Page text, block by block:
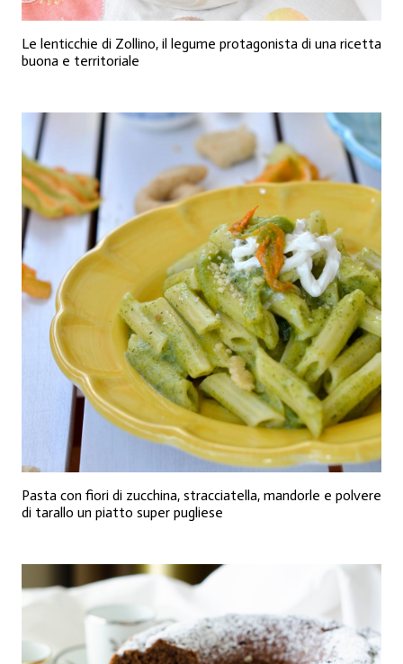
Le lenticchie di Zollino, il legume protagonista di una ricetta
buona e territoriale
Pasta con fiori di zucchina, stracciatella, mandorle e polvere
di tarallo un piatto super pugliese